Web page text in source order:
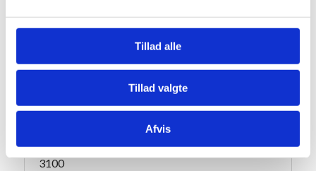
Tillad alle
Tillad valgte
Afvis
Vin og Vokaler på
Pris:
Sted
Kystvej 12
3100